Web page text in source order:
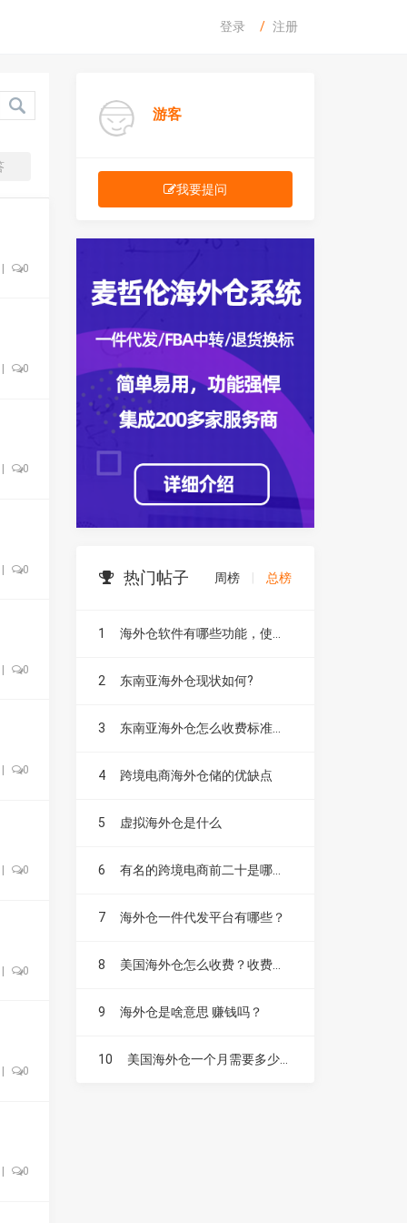
登录 注册
| 0
0
0
| 0
| 0
0
0
| 0
0
0
游客
我要提问
热门帖子 周榜 总榜
1
2 东南亚海外仓现状如何?
3 东南亚海外仓怎么收费标准是什么?要收哪些费用?
4 跨境电商海外仓储的优缺点
5 虚拟海外仓是什么
6 有名的跨境电商前二十是哪些？
7 海外仓一件代发平台有哪些？
8 美国海外仓怎么收费？收费标准是？
9 海外仓是啥意思 赚钱吗？
10 美国海外仓一个月需要多少费用？